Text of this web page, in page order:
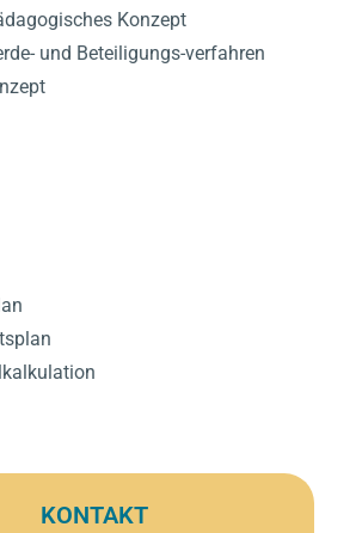
Konzept
und Beteiligungs-verfahren
KONTAKT